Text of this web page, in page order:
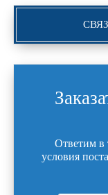
Ответим в
условия